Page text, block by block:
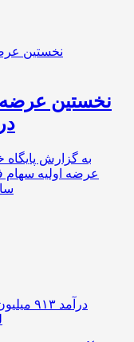
به گزارش پایگاه